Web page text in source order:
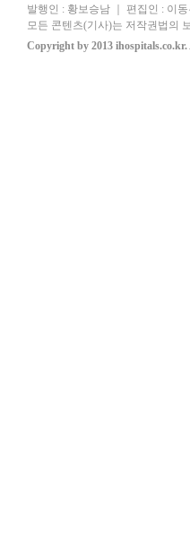
발행인 : 황보승남 ｜ 편집인 : 이
모든 콘텐츠(기사)는 저작권법의
Copyright by 2013 ihospitals.co.kr.